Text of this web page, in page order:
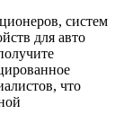
систем
для авто
что